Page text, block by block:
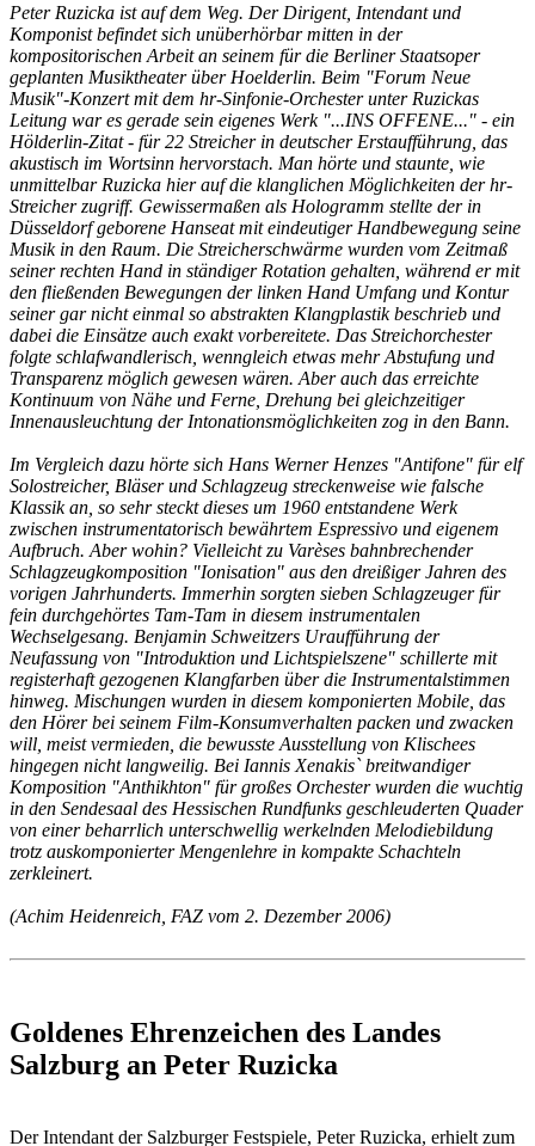
Peter Ruzicka ist auf dem Weg. Der Dirigent, Intendant und
Komponist befindet sich unüberhörbar mitten in der
kompositorischen Arbeit an seinem für die Berliner Staatsoper
geplanten Musiktheater über Hoelderlin. Beim "Forum Neue
Musik"-Konzert mit dem hr-Sinfonie-Orchester unter Ruzickas
Leitung war es gerade sein eigenes Werk "...INS OFFENE..." - ein
Hölderlin-Zitat - für 22 Streicher in deutscher Erstaufführung, das
akustisch im Wortsinn hervorstach. Man hörte und staunte, wie
unmittelbar Ruzicka hier auf die klanglichen Möglichkeiten der hr-
Streicher zugriff. Gewissermaßen als Hologramm stellte der in
Düsseldorf geborene Hanseat mit eindeutiger Handbewegung seine
Musik in den Raum. Die Streicherschwärme wurden vom Zeitmaß
seiner rechten Hand in ständiger Rotation gehalten, während er mit
den fließenden Bewegungen der linken Hand Umfang und Kontur
seiner gar nicht einmal so abstrakten Klangplastik beschrieb und
dabei die Einsätze auch exakt vorbereitete. Das Streichorchester
folgte schlafwandlerisch, wenngleich etwas mehr Abstufung und
Transparenz möglich gewesen wären. Aber auch das erreichte
Kontinuum von Nähe und Ferne, Drehung bei gleichzeitiger
Innenausleuchtung der Intonationsmöglichkeiten zog in den Bann.
Im Vergleich dazu hörte sich Hans Werner Henzes "Antifone" für elf
Solostreicher, Bläser und Schlagzeug streckenweise wie falsche
Klassik an, so sehr steckt dieses um 1960 entstandene Werk
zwischen instrumentatorisch bewährtem Espressivo und eigenem
Aufbruch. Aber wohin? Vielleicht zu Varèses bahnbrechender
Schlagzeugkomposition "Ionisation" aus den dreißiger Jahren des
vorigen Jahrhunderts. Immerhin sorgten sieben Schlagzeuger für
fein durchgehörtes Tam-Tam in diesem instrumentalen
Wechselgesang. Benjamin Schweitzers Uraufführung der
Neufassung von "Introduktion und Lichtspielszene" schillerte mit
registerhaft gezogenen Klangfarben über die Instrumentalstimmen
hinweg. Mischungen wurden in diesem komponierten Mobile, das
den Hörer bei seinem Film-Konsumverhalten packen und zwacken
will, meist vermieden, die bewusste Ausstellung von Klischees
hingegen nicht langweilig. Bei Iannis Xenakis` breitwandiger
Komposition "Anthikhton" für großes Orchester wurden die wuchtig
in den Sendesaal des Hessischen Rundfunks geschleuderten Quader
von einer beharrlich unterschwellig werkelnden Melodiebildung
trotz auskomponierter Mengenlehre in kompakte Schachteln
zerkleinert.
(Achim Heidenreich, FAZ vom 2. Dezember 2006)
Goldenes Ehrenzeichen des Landes
Salzburg an Peter Ruzicka
Der Intendant der Salzburger Festspiele, Peter Ruzicka, erhielt zum